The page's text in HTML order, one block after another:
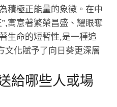
積極正能量的象徵。在中
寓意著繁榮昌盛、耀眼奪
生命的短暫性,是一種追
文化賦予了向日葵更深層
給哪些人或場